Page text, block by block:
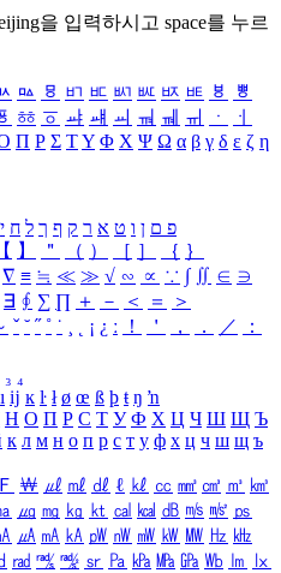
을 입력하시고 space를 누르
ㅰ ㅱ ㅲ ㅳ ㅴ ㅵ ㅶ ㅷ ㅸ
ㅹ
ㆅ ㆆ ㆇ ㆈ ㆉ ㆊ ㆋ ㆌ ㆍ
ㆎ
Π Ρ Σ ΤΥ Φ Χ Ψ Ω α β γ δ ε ζ η
פ ם ן ו ט א ר ק ף ך ל ח י
【 】 ＂ （ ） ［ ］ ｛ ｝
∇ ≡ ≒ ≪ ≫ √ ∽ ∝ ∵ ∫ ∬ ∈ ∋
∃ ∮ ∑ ∏ ＋ － ＜ ＝
＞
ˇ ˘ ˝ ˚ ˙ ¸ ¡ ¿ ː ！ ＇ ， ． ／
：
₃ ₄
ı ĳ ĸ ŀ ł ø œ ß þ ŧ ŋ ŉ
Н О П Р С Т У Ф Х Ц Ч Ш Щ Ъ
к л м н о п р с т у ф х ц ч ш щ ъ
Ｆ ￦ ㎕ ㎖ ㎗ ℓ ㎘ ㏄ ㎣ ㎤ ㎥ ㎦
㎍ ㎎ ㎏ ㏏ ㎈ ㎉ ㏈ ㎧ ㎨ ㎰
㎂ ㎃ ㎄ ㎺ ㎻ ㎽ ㎾ ㎿ ㎐ ㎑
㎭ ㎮ ㎯ ㏛ ㎩ ㎪ ㎫ ㎬ ㏝ ㏐
㏓